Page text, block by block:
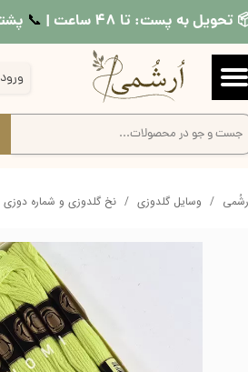
تحویل به پست: تا ۴۸ ساعت | 📞​​​​​​​
ورود
حساب کاربری من
تغییر گذر واژه
سفارشات
وسایل گلدوزی نخ گلدوزی و شماره دوزی